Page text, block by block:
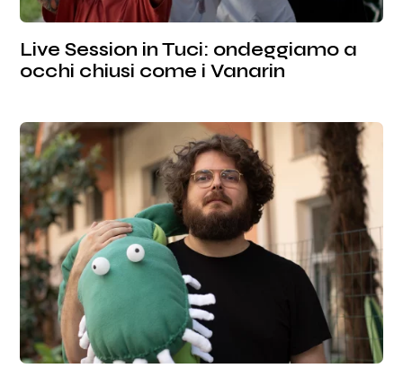
Live Session in Tuci: ondeggiamo a
occhi chiusi come i Vanarin